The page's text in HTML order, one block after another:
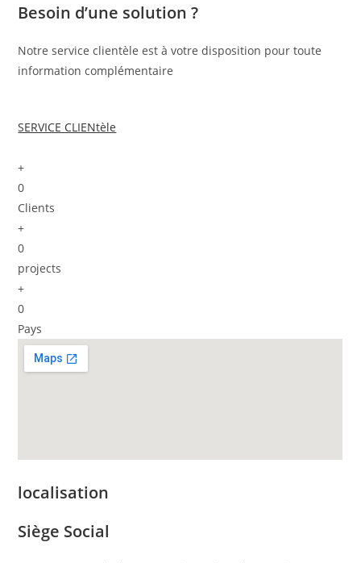
Besoin d’une solution ?
Notre service clientèle est à votre disposition pour toute
information complémentaire
SERVICE CLIENtèle
+
0
Clients
+
0
projects
+
0
Pays
localisation
Siège Social